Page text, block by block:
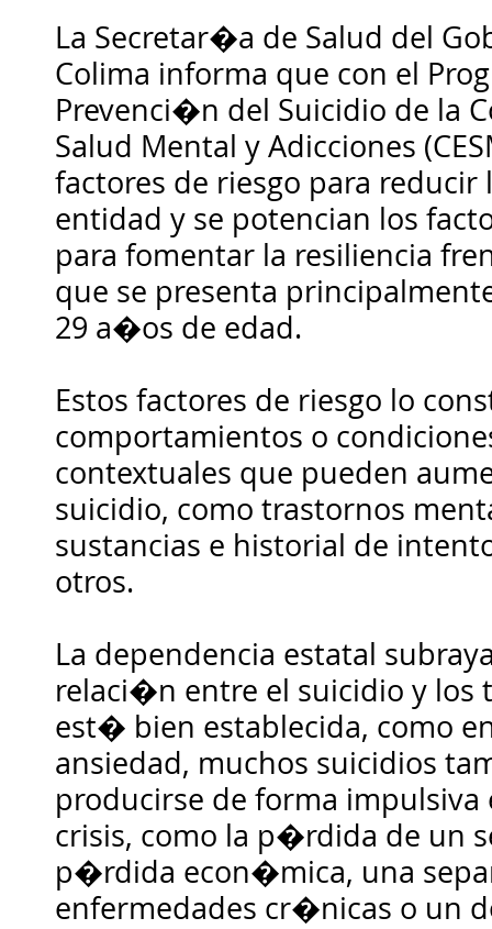
La Secretar�a de Salud del
Colima informa que con el
Prevenci�n del Suicidio de la
Salud Mental y Adicciones
factores de riesgo para reducir
entidad y se potencian los
para fomentar la resiliencia
que se presenta
29 a�os de edad.
Estos factores de riesgo lo
comportamientos o
contextuales que pueden
suicidio, como trastornos
sustancias e historial de
otros.
La dependencia estatal
relaci�n entre el suicidio y los
est� bien establecida, como
ansiedad, muchos suicidios
producirse de forma
crisis, como la p�rdida de un
p�rdida econ�mica, una
enfermedades cr�nicas o un